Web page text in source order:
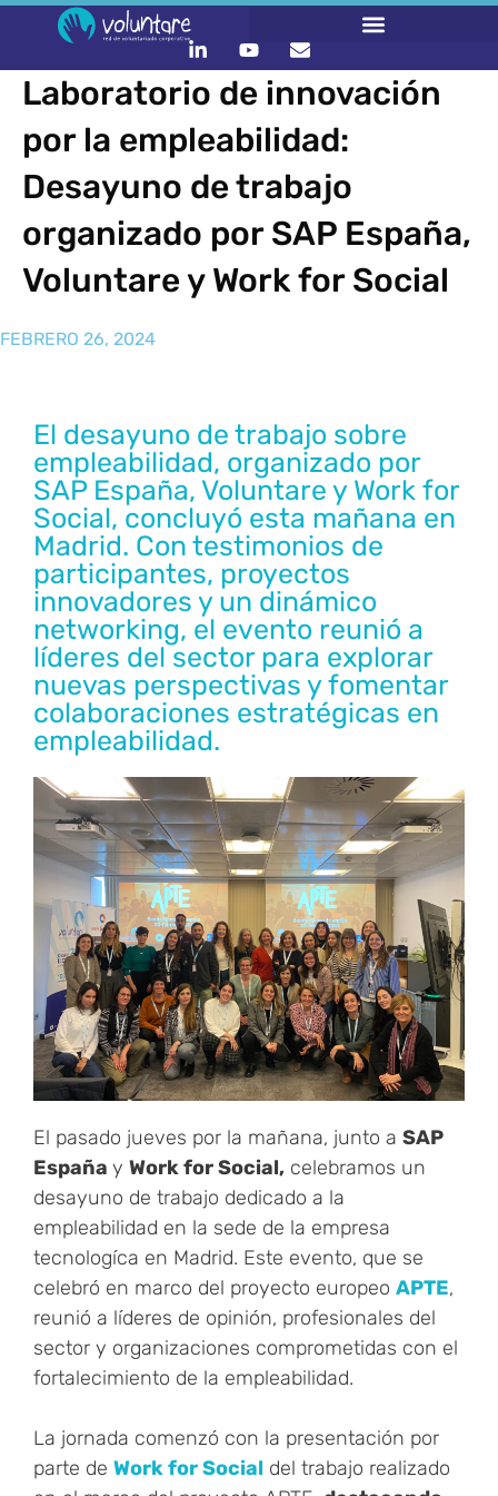
Laboratorio de innovación
por la empleabilidad:
Desayuno de trabajo
organizado por SAP España,
Voluntare y Work for Social
FEBRERO 26, 2024
El desayuno de trabajo sobre
empleabilidad, organizado por
SAP España, Voluntare y Work for
Social, concluyó esta mañana en
Madrid. Con testimonios de
participantes, proyectos
innovadores y un dinámico
networking, el evento reunió a
líderes del sector para explorar
nuevas perspectivas y fomentar
colaboraciones estratégicas en
empleabilidad.
El pasado jueves por la mañana, junto a SAP
España y Work for Social, celebramos un
desayuno de trabajo dedicado a la
empleabilidad en la sede de la empresa
tecnologíca en Madrid. Este evento, que se
celebró en marco del proyecto europeo APTE,
reunió a líderes de opinión, profesionales del
sector y organizaciones comprometidas con el
fortalecimiento de la empleabilidad.
La jornada comenzó con la presentación por
parte de Work for Social del trabajo realizado